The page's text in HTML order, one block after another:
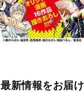
最新情報をお届け